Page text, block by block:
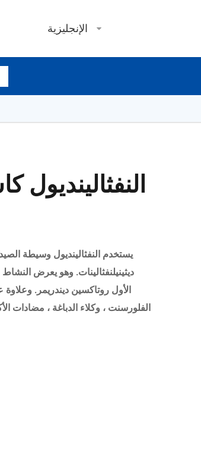
الإنجليزية
ديثينيلنفثالينات. وهو يعرض
الأول روتاكسين ديندريمر.
الفلورسنت ، وكلاء الدباغة ، مضادات